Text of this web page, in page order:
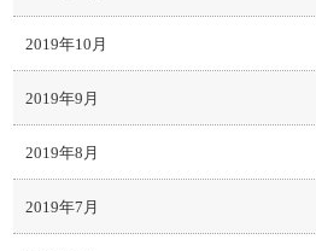
2019年10月
2019年9月
2019年8月
2019年7月